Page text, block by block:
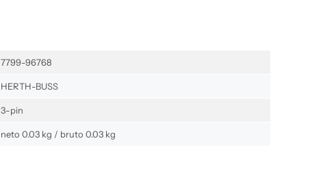
7799-96768
HERTH-BUSS
3-pin
neto 0.03 kg / bruto 0.03 kg